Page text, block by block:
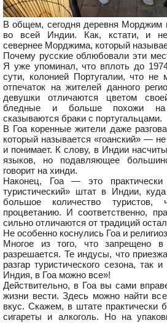
В общем, сегодня деревня Морджим
во всей Индии. Как, кстати, и
севернее Морджима, который
Почему русские облюбовали эти
Я уже упоминал, что вплоть до
сути, колонией Португалии, что не
отпечаток на жителей данного
девушки отличаются цветом
бледные и больше похожи на
сказываются браки с португальцами.
В Гоа коренные жители даже
который называется «гоанский» —
и понимает. К слову, в Индии
языков, но подавляющее
говорит на хинди.
Наконец, Гоа — это практически
туристический» штат в Индии,
большое количество туристов,
процветанию. И соответственно,
сильно отличаются от традиций
Не особенно коснулись Гоа и
Многое из того, что запрещено
разрешается. Те индусы, что
разгар туристического сезона, так
Индия, в Гоа можно все»!
Действительно, в Гоа вы сами
жизни вести. Здесь можно найти
вкус. Скажем, в штате практически
сигареты и алкоголь. Но на